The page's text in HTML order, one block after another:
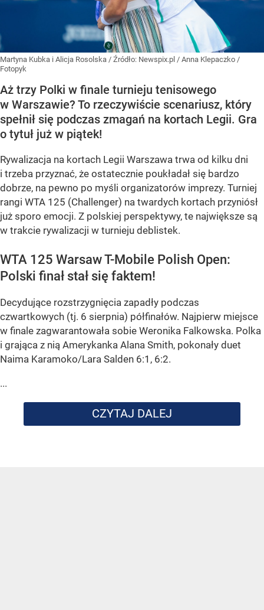
Martyna Kubka i Alicja Rosolska / Źródło: Newspix.pl / Anna Klepaczko /
Fotopyk
Aż trzy Polki w finale turnieju tenisowego
w Warszawie? To rzeczywiście scenariusz, który
spełnił się podczas zmagań na kortach Legii. Gra
o tytuł już w piątek!
Rywalizacja na kortach Legii Warszawa trwa od kilku dni
i trzeba przyznać, że ostatecznie poukładał się bardzo
dobrze, na pewno po myśli organizatorów imprezy. Turniej
rangi WTA 125 (Challenger) na twardych kortach przyniósł
już sporo emocji. Z polskiej perspektywy, te największe są
w trakcie rywalizacji w turnieju deblistek.
WTA 125 Warsaw T-Mobile Polish Open:
Polski finał stał się faktem!
Decydujące rozstrzygnięcia zapadły podczas
czwartkowych (tj. 6 sierpnia) półfinałów. Najpierw miejsce
w finale zagwarantowała sobie Weronika Falkowska. Polka
i grająca z nią Amerykanka Alana Smith, pokonały duet
Naima Karamoko/Lara Salden 6:1, 6:2.
...
CZYTAJ DALEJ